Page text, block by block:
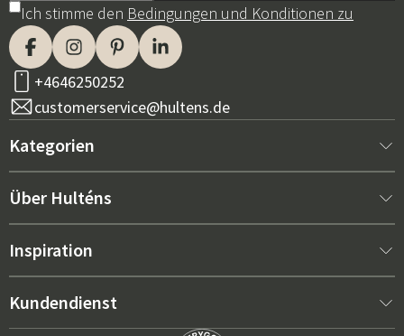
Ich stimme den Bedingungen und Konditionen zu
+4646250252
customerservice@hultens.de
Kategorien
Neu bei uns
Innenausstattung
Über Hulténs
Über Hulténs
Verkaufsabteilung
Inspiration
Bestseller
Kundendienst